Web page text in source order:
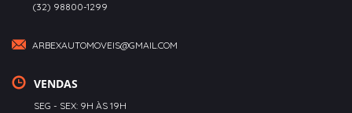
(32) 98800-1299
ARBEXAUTOMOVEIS@GMAIL.COM
VENDAS
SEG - SEX: 9H ÀS 19H